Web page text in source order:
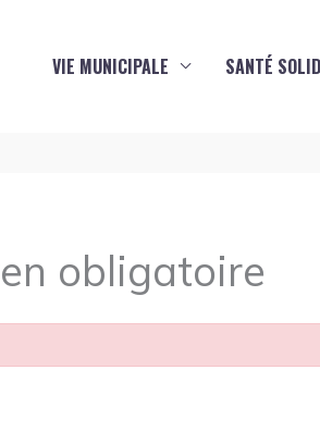
VIE MUNICIPALE SANTÉ
obligatoire